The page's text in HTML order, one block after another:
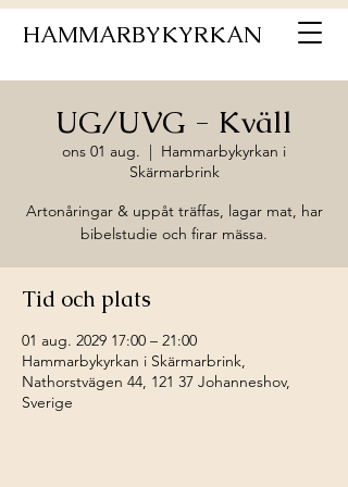
HAMMARBYKYRKAN
UG/UVG - Kväll
ons 01 aug.
  |
Hammarbykyrkan i
Skärmarbrink
Artonåringar & uppåt träffas, lagar mat, har
bibelstudie och firar mässa.
Tid och plats
01 aug. 2029 17:00 – 21:00
Hammarbykyrkan i Skärmarbrink,
Nathorstvägen 44, 121 37 Johanneshov,
Sverige